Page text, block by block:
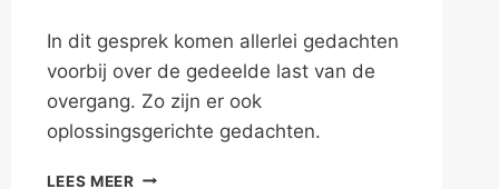
In dit gesprek komen allerlei gedachten
voorbij over de gedeelde last van de
overgang. Zo zijn er ook
oplossingsgerichte gedachten.
LEES MEER…